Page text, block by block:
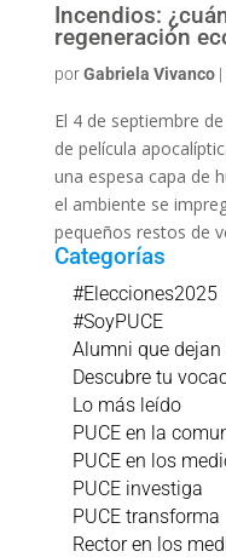
Incendios:
regeneración
porGabriela Vivanco|
El 4 de septiembre
de película
una espesa capa de
el ambiente se
pequeños restos de
Categorías
#Elecciones2025
#SoyPUCE
Alumni que dejan
Descubre tu
Lo más leído
PUCE en la
PUCE en los
PUCE investiga
PUCE transforma
Rector en los